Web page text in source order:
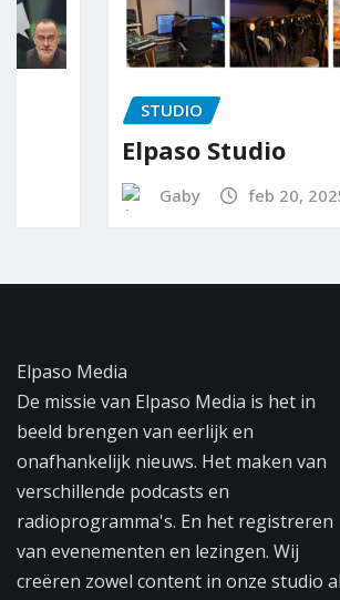
Elpaso Studio
feb 20, 2025
Elpaso Media
De missie van Elpaso Media is het in
beeld brengen van eerlijk en
onafhankelijk nieuws. Het maken van
verschillende podcasts en
radioprogramma's. En het registreren
van evenementen en lezingen. Wij
creëren zowel content in onze studio